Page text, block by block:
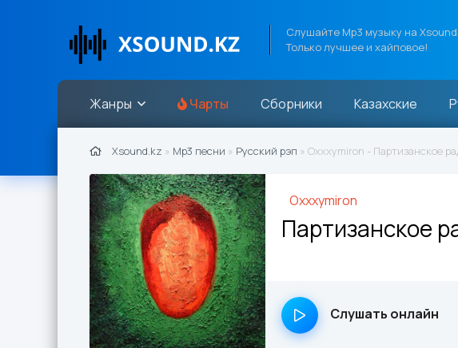
Слушайте Mp3 музыку на
Только лучшее и хайповое!
Жанры Чарты Сборники Казахские
Xsound.kz » Mp3 песни » Русский рэп » Oxxxymiron - Партизанское
Oxxxymiron
Партизанское
Слушать онлайн